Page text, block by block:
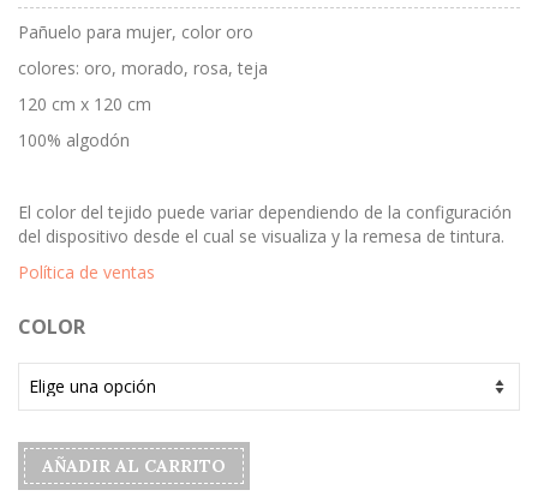
Pañuelo para mujer, color oro
colores: oro, morado, rosa, teja
120 cm x 120 cm
100% algodón
El color del tejido puede variar dependiendo de la configuración
del dispositivo desde el cual se visualiza y la remesa de tintura.
Política de ventas
COLOR
Pañuelo
de
AÑADIR AL CARRITO